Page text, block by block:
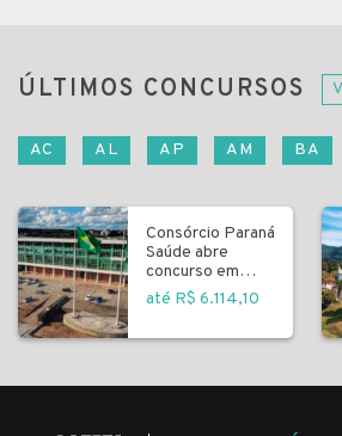
ÚLTIMOS CONCURSOS
AC AL AP AM BA
Consórcio Paraná
Saúde abre
concurso em
Curitiba
até R$ 6.114,10